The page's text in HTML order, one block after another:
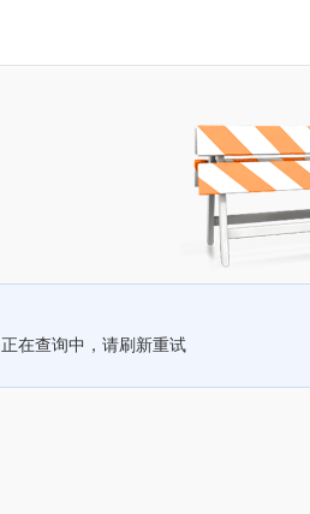
正在查询中，请刷新重试